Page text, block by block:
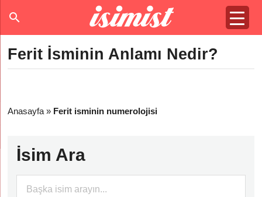
Ferit İsminin Anlamı Nedir?
Anasayfa » Ferit isminin numerolojisi
İsim Ara